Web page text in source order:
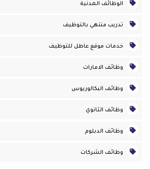
الوظائف المدنية
تدريب منتهي بالتوظيف
خدمات موقع عاطل للتوظيف
وظائف الامارات
وظائف البكالوريوس
وظائف الثانوي
وظائف الدبلوم
وظائف الشركات